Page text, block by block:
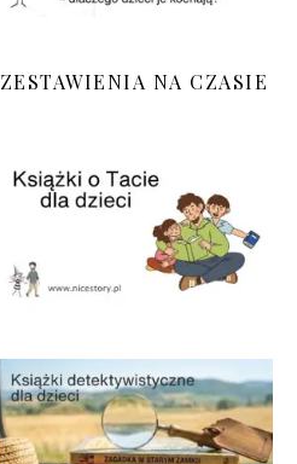
ZESTAWIENIA NA CZASIE